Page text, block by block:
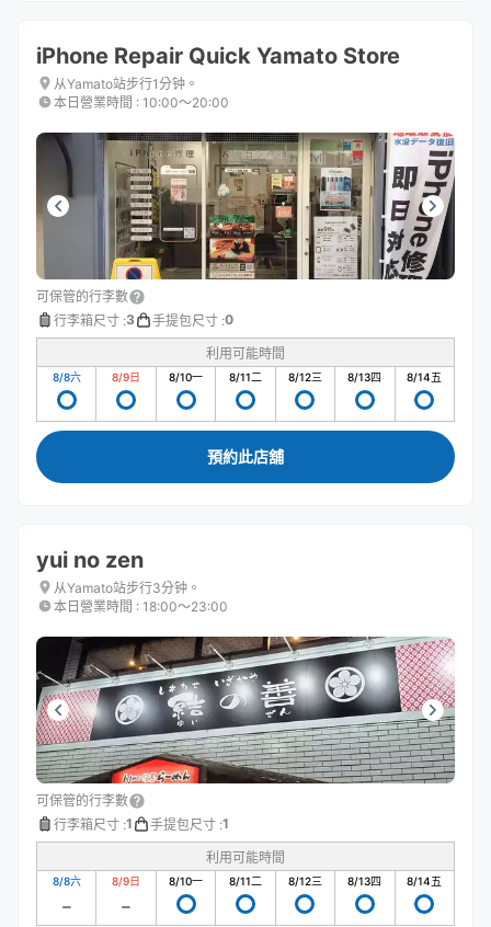
iPhone Repair Quick Yamato Store
从Yamato站步行1分钟。
本日營業時間 : 10:00〜20:00
可保管的行李數
行李箱尺寸 :3 手提包尺寸 :0
利用可能時間
8/8六 8/9日 8/10一 8/11二 8/12三 8/13四 8/14五
預約此店舖
yui no zen
从Yamato站步行3分钟。
本日營業時間 : 18:00〜23:00
可保管的行李數
行李箱尺寸 :1 手提包尺寸 :1
利用可能時間
8/8六 8/9日 8/10一 8/11二 8/12三 8/13四 8/14五